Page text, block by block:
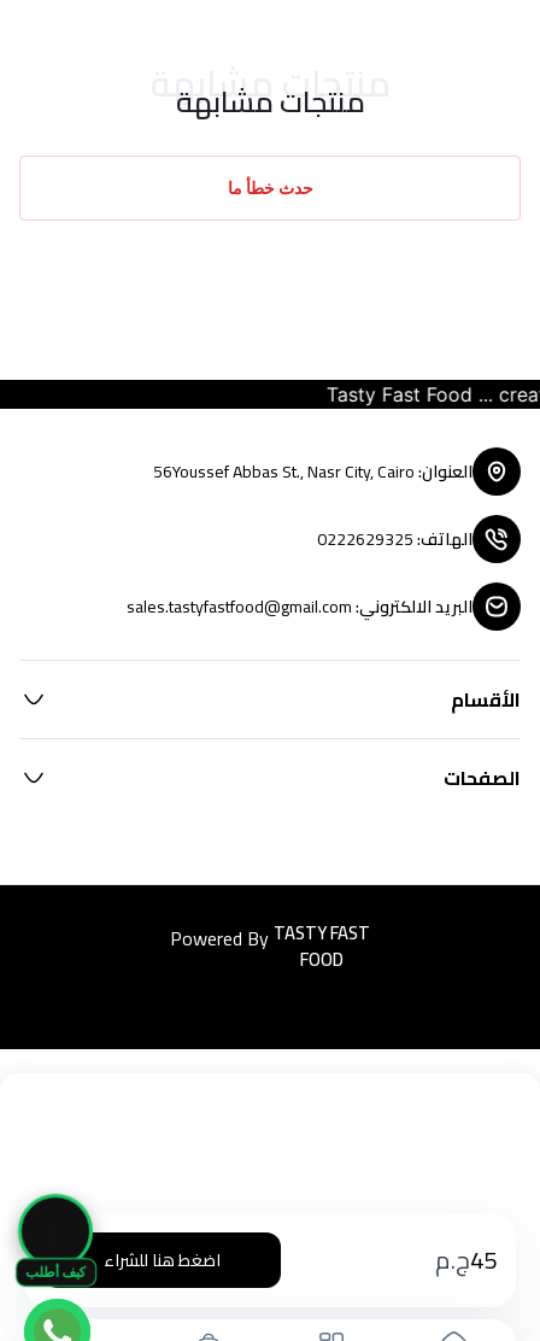
كيف أطلب
منتجات مشابهة
منتجات مشابهة
حدث خطأ ما
45ج.م اضغط هنا للشراء
Tasty Fast Food ... create
العنوان:
56Youssef Abbas St., Nasr City, Cairo
الهاتف:
0222629325
البريد الالكتروني:
sales.tastyfastfood@gmail.com
الأقسام
الصفحات
Powered ByEasyorders